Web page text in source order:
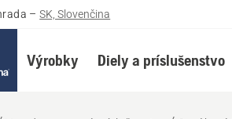
– SK, Slovenčina
Výrobky Diely a príslušenstvo